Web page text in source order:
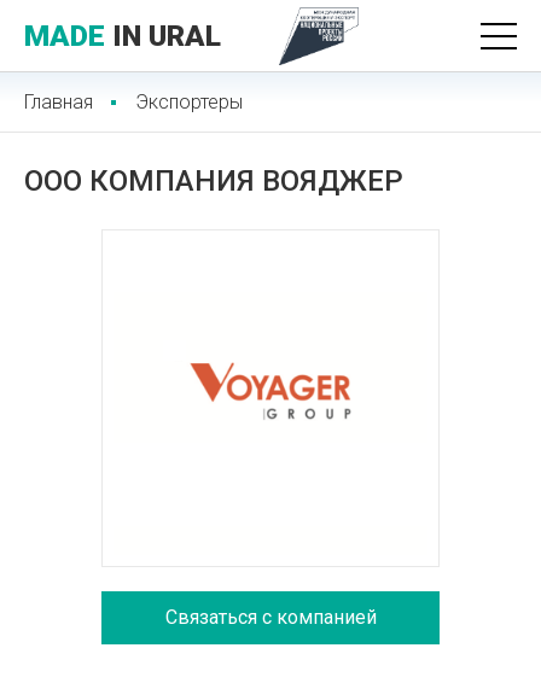
MADE IN URAL
Главная Экспортеры
ООО КОМПАНИЯ ВОЯДЖЕР
Связаться с компанией